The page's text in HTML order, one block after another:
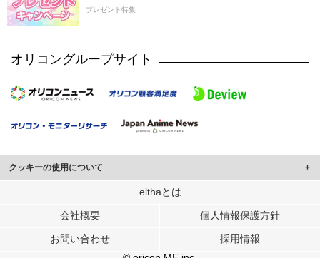
プレゼント特集
オリコングループサイト
クッキーの使用について
このサイトでは Cookie を使用して、ユーザーに合わせたコンテンツや広告の
行っています。
メディアや広告配信、データ解析の各パートナーに提供しています。
各パートナーは、この情報とユーザーが各パートナーに提供した他の情報や、
elthaとは
会社概要 個人情報保護方針
お問い合わせ
採用情報